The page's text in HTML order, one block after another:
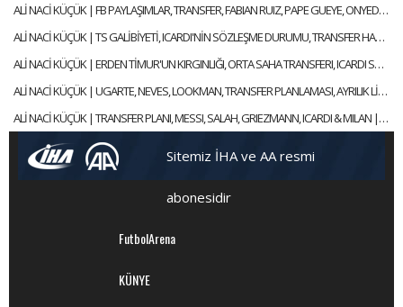
ALİ NACİ KÜÇÜK | FB PAYLAŞIMLAR, TRANSFER, FABIAN RUIZ, PAPE GUEYE, ONYEDIKA | GÜNDEM GALATASARAY
ALİ NACİ KÜÇÜK | TS GALİBİYETİ, ICARDI'NİN SÖZLEŞME DURUMU, TRANSFER HABERLERİ | GÜNDEM GALATASARAY
ALİ NACİ KÜÇÜK | ERDEN TİMUR'UN KIRGINLIĞI, ORTA SAHA TRANSFERI, ICARDI SÜRECİ | GÜNDEM GALATASARAY
ALİ NACİ KÜÇÜK | UGARTE, NEVES, LOOKMAN, TRANSFER PLANLAMASI, AYRILIK LİSTESİ | GÜNDEM GALATASARAY
ALİ NACİ KÜÇÜK | TRANSFER PLANI, MESSI, SALAH, GRIEZMANN, ICARDI & MILAN | GÜNDEM GALATASARAY
Sitemiz İHA ve AA resmi
abonesidir
FutbolArena
KÜNYE